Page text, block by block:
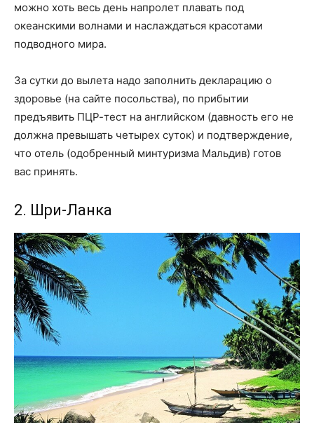
можно хоть весь день напролет плавать под
океанскими волнами и наслаждаться красотами
подводного мира.
За сутки до вылета надо заполнить декларацию о
здоровье (на сайте посольства), по прибытии
предъявить ПЦР-тест на английском (давность его не
должна превышать четырех суток) и подтверждение,
что отель (одобренный минтуризма Мальдив) готов
вас принять.
2. Шри-Ланка